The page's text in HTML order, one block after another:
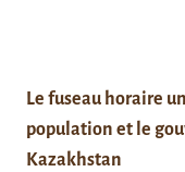
Le fuseau horaire
population et le
Kazakhstan